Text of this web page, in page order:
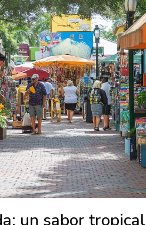
un sabor tropical